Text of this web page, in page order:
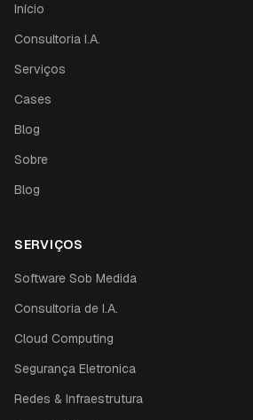
Início
Consultoria I.A.
Serviços
Cases
Blog
Sobre
Blog
SERVIÇOS
Software Sob Medida
Consultoria de I.A.
Cloud Computing
Segurança Eletronica
Redes & Infraestrutura